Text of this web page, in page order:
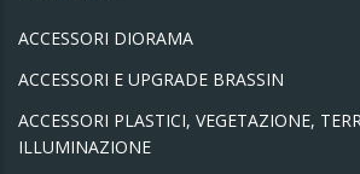
ACCESSORI DIORAMA
ACCESSORI E UPGRADE BRASSIN
ACCESSORI PLASTICI, VEGETAZIONE,
ILLUMINAZIONE